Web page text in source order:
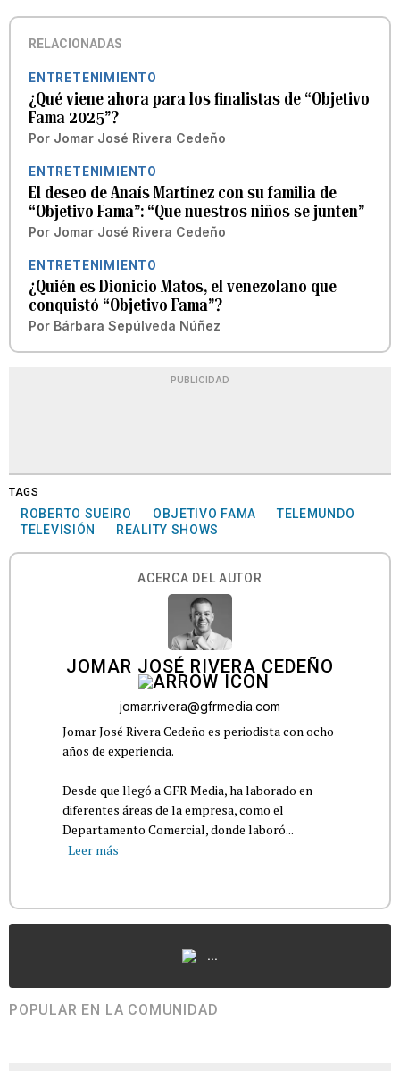
RELACIONADAS
ENTRETENIMIENTO
¿Qué viene ahora para los finalistas de “Objetivo
Fama 2025”?
Por Jomar José Rivera Cedeño
ENTRETENIMIENTO
El deseo de Anaís Martínez con su familia de
“Objetivo Fama”: “Que nuestros niños se junten”
Por Jomar José Rivera Cedeño
ENTRETENIMIENTO
¿Quién es Dionicio Matos, el venezolano que
conquistó “Objetivo Fama”?
Por Bárbara Sepúlveda Núñez
PUBLICIDAD
TAGS
ROBERTO SUEIRO OBJETIVO FAMA
TELEMUNDO
TELEVISIÓN
REALITY SHOWS
ACERCA DEL AUTOR
JOMAR JOSÉ RIVERA CEDEÑO
jomar.rivera@gfrmedia.com
Jomar José Rivera Cedeño es periodista con ocho
años de experiencia.
Desde que llegó a GFR Media, ha laborado en
diferentes áreas de la empresa, como el
Departamento Comercial, donde laboró...
Leer más
...
POPULAR EN LA COMUNIDAD